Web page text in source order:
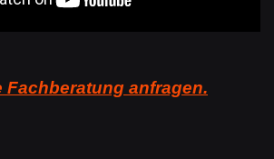
Fachberatung anfragen.